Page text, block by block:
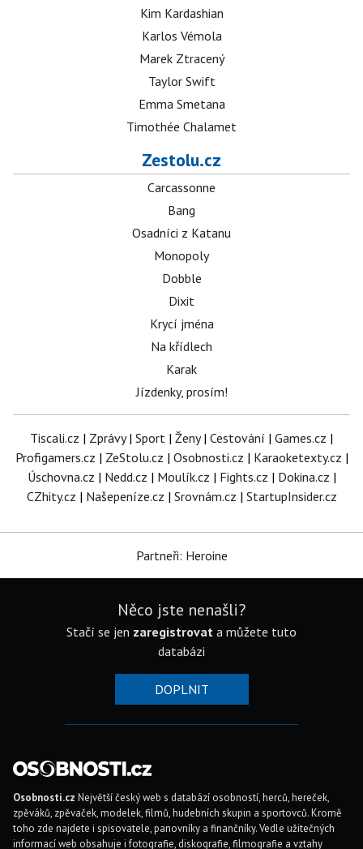
Kim Kardashian
Karlos Vémola
Marek Ztracený
Taylor Swift
Emma Smetana
Timothée Chalamet
Zestolu.cz
Carcassonne
Bang
Osadníci z Katanu
Monopoly
Dobble
Dixit
Krycí jména
Na křídlech
Karak
Jízdenky, prosím!
Tiscali.cz | Zprávy| Sport | Ženy| Cestování | Games.cz |
Profigamers.cz | ZeStolu.cz | Osobnosti.cz | Karaoketexty.cz |
Úschovna.cz | Nedd.cz | Moulík.cz | Fights.cz | Dokina.cz |
CZhity.cz | Našepeníze.cz | Srovnám.cz | StartupInsider.cz
Partneři: Heroine
Něco jste nenašli?
Stačí se jen zaregistrovat a můžete tuto
databázi
DOPLNIT
Osobnosti.cz Největší český web s databází osobností, herců, hereček,
zpěváků, zpěvaček, modelek, filmů, hudebních skupin a sportovců. Kromě
toho zde najdete i spisovatele, panovníky a finančníky. Vedle užitečných
informací web obsahuje i fotografie, diskografie, filmografie a vztahy